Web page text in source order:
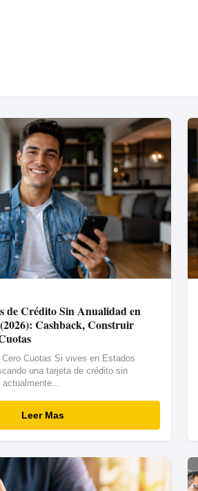
de Crédito Sin Anualidad en
Cashback, Construir
Cuotas Si vives en Estados
una tarjeta de crédito sin
actualmente...
Leer Mas